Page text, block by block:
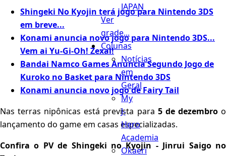
JAPAN
Ver
grade...
Colunas
Notícias
em
Geral
My
J-
Hero
Academia
Okaeri
Shingeki No Kyojin terá jogo para Nintendo 3DS
em breve...
Konami anuncia novo jogo para Nintendo 3DS...
Vem ai Yu-Gi-Oh! Zexal!
Bandai Namco Games Anuncia Segundo Jogo de
Kuroko no Basket para Nintendo 3DS
Konami anuncia novo jogo de Fairy Tail
Nas terras nipônicas está prevista para 5 de dezembroo
lançamento do game em casas especializadas.
Confira o PV de Shingeki no Kyojin - Jinrui Saigo no